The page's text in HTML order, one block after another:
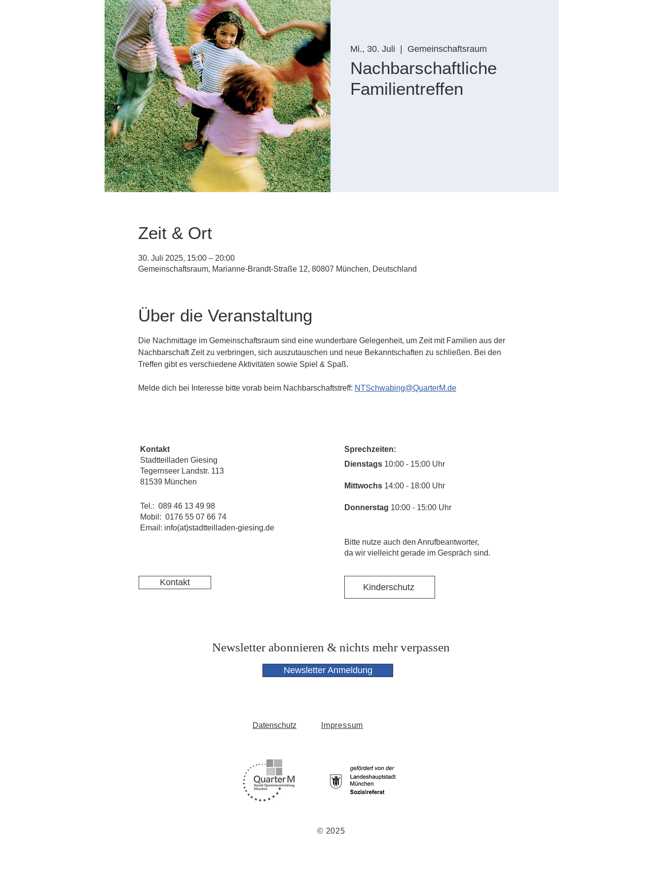
Mi., 30. Juli Gemeinschaftsraum
Nachbarschaftliche
Familientreffen
Zeit & Ort
30. Juli 2025, 15:00 – 20:00
Gemeinschaftsraum, Marianne-Brandt-Straße 12, 80807 München, Deutschland
Über die Veranstaltung
Die Nachmittage im Gemeinschaftsraum sind eine wunderbare Gelegenheit, um Zeit mit Familien aus der
Nachbarschaft Zeit zu verbringen, sich auszutauschen und neue Bekanntschaften zu schließen. Bei den
Treffen gibt es verschiedene Aktivitäten sowie Spiel & Spaß.
Melde dich bei Interesse bitte vorab beim Nachbarschaftstreff: NTSchwabing@QuarterM.de
Kontakt
Stadtteilladen Giesing
Tegernseer Landstr. 113
81539 München
Tel.: 089 46 13 49 98
Mobil: 0176 55 07 66 74
Email: info(at)stadtteilladen-giesing.de
Kontakt
Sprechzeiten:
​Dienstags 10:00 - 15:00 Uhr
Mittwochs 14:00 - 18:00 Uhr
Donnerstag 10:00 - 15:00 Uhr
​Bitte nutze auch den Anrufbeantworter,
da wir vielleicht gerade im Gespräch sind.
Kinderschutz
Newsletter abonnieren & nichts mehr verpassen
Newsletter Anmeldung
Datenschutz Impressum
© 2025